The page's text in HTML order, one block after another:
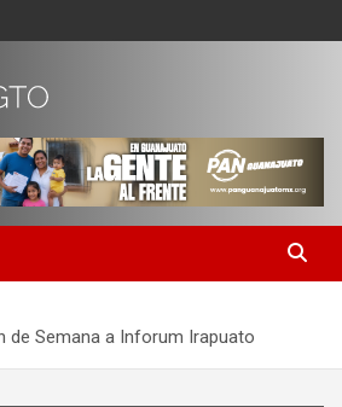
de Semana a Inforum Irapuato